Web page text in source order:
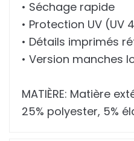
• Séchage rapide
• Protection UV (UV
• Détails imprimés
• Version manches
MATIÈRE: Matière
25% polyester, 5%